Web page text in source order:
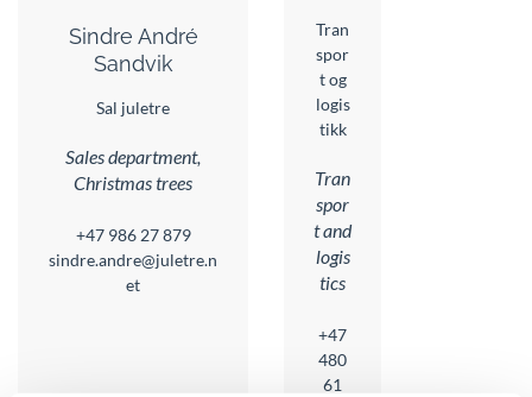
Sindre André
Sandvik
Sal juletre
Sales department,
Christmas trees
+47 986 27 879
sindre.andre@juletre.n
et
Tran
spor
t og
logis
tikk
Tran
spor
t and
logis
tics
+47
480
61